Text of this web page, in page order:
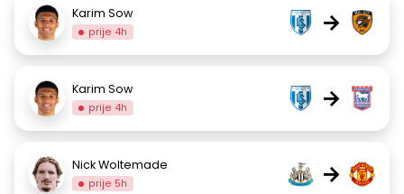
Karim Sow
prije 4h →
Karim Sow
prije 4h →
Nick Woltemade
prije 5h →